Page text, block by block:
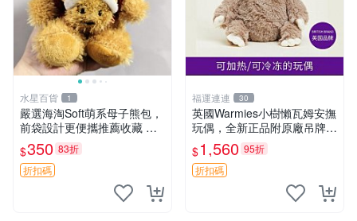
水星百貨 1
嚴選海淘Soft萌系母子熊包，
前袋設計更便攜推薦收藏 母
子熊 軟綿綿 包包
$350 83折
折扣碼
福運連連 30
英國Warmies小樹懶瓦姆安撫
玩偶，全新正品附原廠吊牌與
防塵袋，內藏薰衣草可加熱，
適合各個年齡層，冷暖兩用享
受抱抱樂趣，不容錯過嚴選好
$1,560 95折
折扣碼